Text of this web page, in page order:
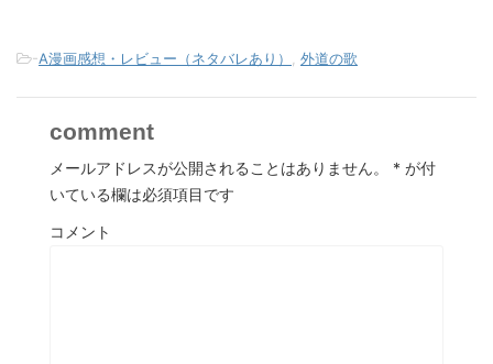
-A漫画感想・レビュー（ネタバレあり） , 外道の歌
comment
メールアドレスが公開されることはありません。 * が付
いている欄は必須項目です
コメント